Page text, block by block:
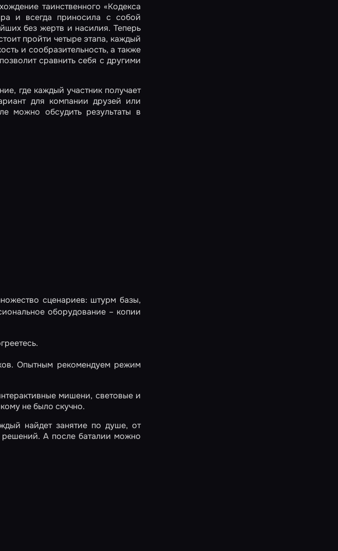
таинственного «Кодекса
и всегда приносила с собой
без жертв и насилия. Теперь
пройти четыре этапа, каждый
и сообразительность, а также
сравнить себя с другими
где каждый участник получает
для компании друзей или
можно обсудить результаты в
сценариев: штурм базы,
оборудование – копии
Опытным рекомендуем режим
мишени, световые и
не было скучно.
найдет занятие по душе, от
решений. А после баталии можно